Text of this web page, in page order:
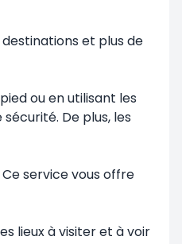
et plus de
ou en utilisant les
De plus, les
service vous offre
lieux à visiter et à voir